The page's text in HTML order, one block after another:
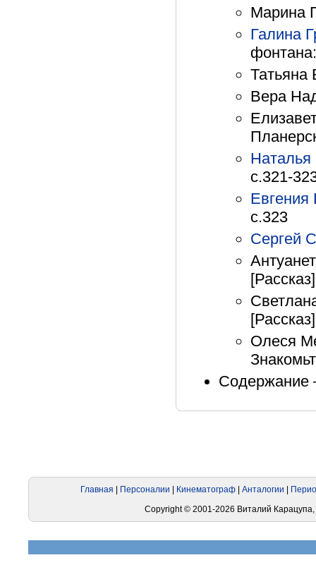
Марина
Галина
Татьяна
Вера
Наталья
с.321-
Евгения
с.323
Сергей
Олеся
Содержание